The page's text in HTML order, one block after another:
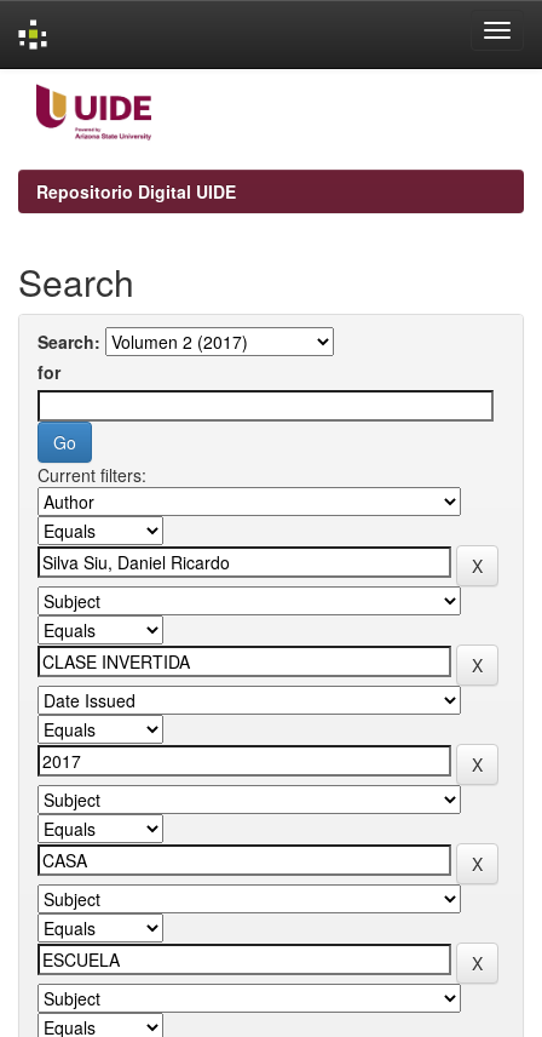
navigation
Repositorio Digital UIDE
Search
Search:
for
Current filters: